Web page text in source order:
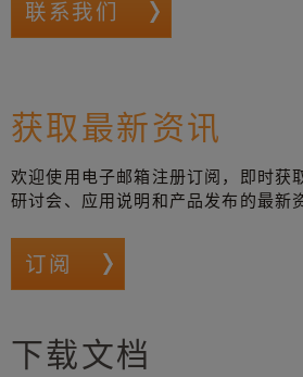
联系我们
获取最新资讯
欢迎使用电子邮箱注册订阅，即时获
研讨会、应用说明和产品发布的最新
订阅
下载文档